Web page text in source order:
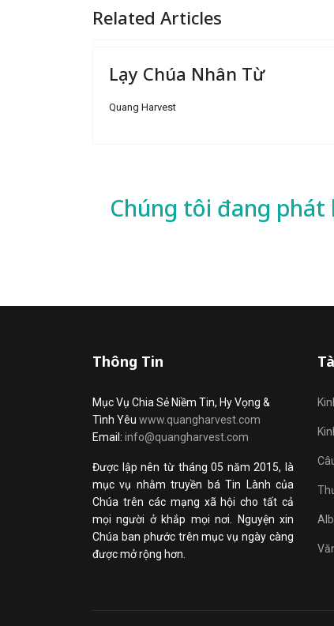
Related Articles
Lạy Chúa Nhân Từ
Quang Harvest
Chúng tôi đang phát
Thông Tin
Mục Vụ Chia Sẻ Niềm Tin, Hy Vọng &
Tình Yêu www.quangharvest.com
Email: info@quangharvest.com
Được lập nên từ tháng 05 năm 2015, là
mục vụ nhằm truyền bá Tin Lành của
Chúa trên các mạng xã hội cho tất cả
mọi người ở khắp mọi nơi. Nguyện xin
Chúa ban phước trên mục vụ ngày càng
được mở rộng hơn.